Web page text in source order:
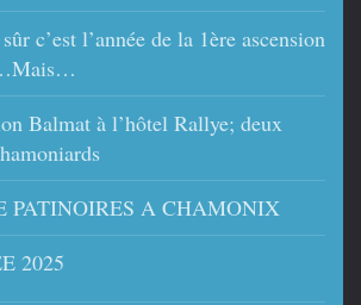
c’est l’année de la 1ère ascension
Balmat à l’hôtel Rallye; deux
PATINOIRES A CHAMONIX
2025